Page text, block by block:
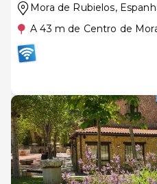
Mora de Rubielos,
A 43 m de Centro de